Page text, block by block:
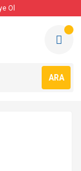
Ol
ARA